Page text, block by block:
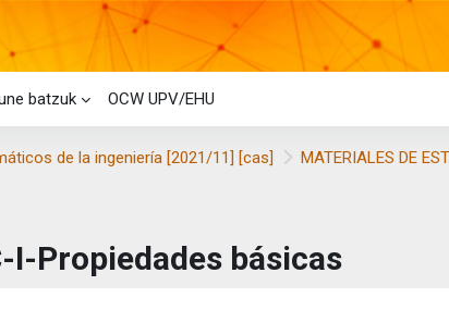
batzuk OCW UPV/EHU
de la ingeniería [2021/11] [cas] MATERIALES DE
I-Propiedades básicas